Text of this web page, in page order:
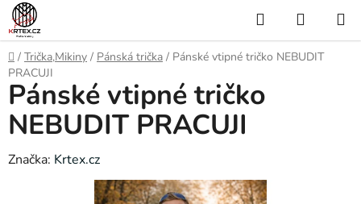
Přejít
na
obsah
Hledat
KOŠÍK
Domů
/ Trička,Mikiny / Pánská trička / Pánské vtipné tričko NEBUDIT
PRACUJI
Pánské vtipné tričko
NEBUDIT PRACUJI
Značka: Krtex.cz